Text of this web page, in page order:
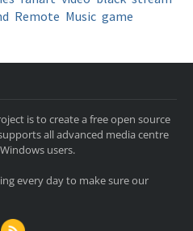
Remote Music game
is to create a free open source
all advanced media centre
users.
every day to make sure our